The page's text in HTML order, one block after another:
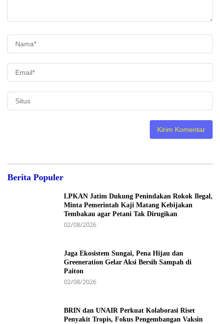
Berita Populer
LPKAN Jatim Dukung Penindakan Rokok Ilegal,
Minta Pemerintah Kaji Matang Kebijakan
Tembakau agar Petani Tak Dirugikan
02/08/2026
Jaga Ekosistem Sungai, Pena Hijau dan
Greeneration Gelar Aksi Bersih Sampah di
Paiton
02/08/2026
BRIN dan UNAIR Perkuat Kolaborasi Riset
Penyakit Tropis, Fokus Pengembangan Vaksin